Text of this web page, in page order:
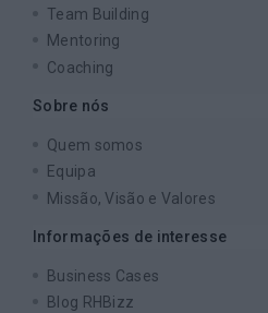
Team Building
Mentoring
Coaching
Sobre nós
Quem somos
Equipa
Missão, Visão e Valores
Informações de interesse
Business Cases
Blog RHBizz